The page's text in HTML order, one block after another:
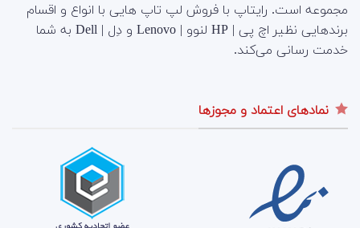
مجموعه است. رایتاپ با فروش لپ تاپ هایی با انواع و اقسام
برندهایی نظیر اچ پی | HP لنوو | Lenovo و دِل | Dell به شما
خدمت رسانی می‌کند.
نمادهای اعتماد و مجوزها